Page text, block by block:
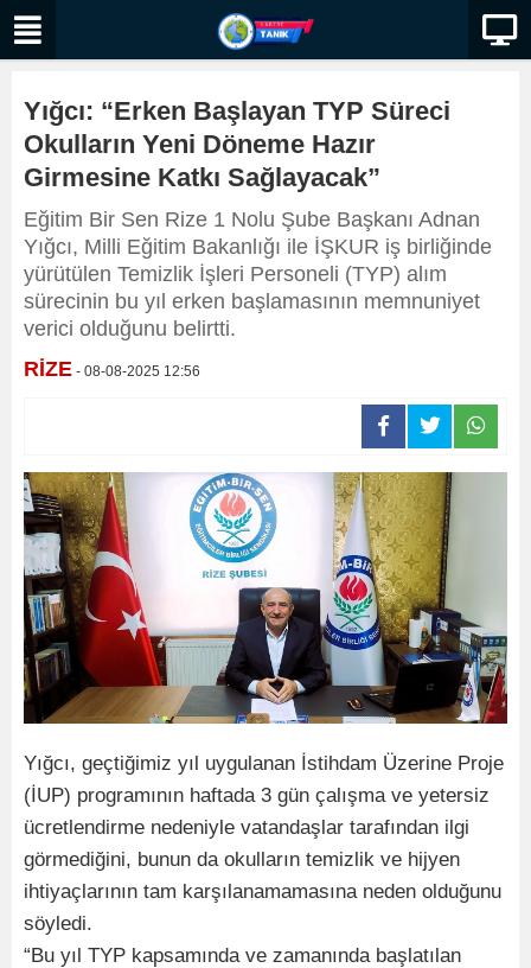
Yığcı: “Erken Başlayan TYP Süreci
Okulların Yeni Döneme Hazır
Girmesine Katkı Sağlayacak”
Eğitim Bir Sen Rize 1 Nolu Şube Başkanı Adnan
Yığcı, Milli Eğitim Bakanlığı ile İŞKUR iş birliğinde
yürütülen Temizlik İşleri Personeli (TYP) alım
sürecinin bu yıl erken başlamasının memnuniyet
verici olduğunu belirtti.
RİZE - 08-08-2025 12:56
Yığcı, geçtiğimiz yıl uygulanan İstihdam Üzerine Proje
(İUP) programının haftada 3 gün çalışma ve yetersiz
ücretlendirme nedeniyle vatandaşlar tarafından ilgi
görmediğini, bunun da okulların temizlik ve hijyen
ihtiyaçlarının tam karşılanamamasına neden olduğunu
söyledi.
“Bu yıl TYP kapsamında ve zamanında başlatılan